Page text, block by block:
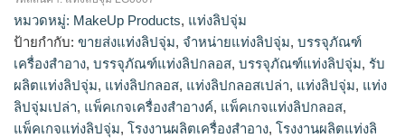
โรงงานแท่งลิปจุ่ม,รับผลิตแท่งลิปจุ่ม,ขายส่งแท่งลิปจุ่ม,จำหน่าย
แท่งลิปจุ่ม
หมวดหมู่: MakeUp Products, แท่งลิปจุ่ม
ป้ายกำกับ: ขายส่งแท่งลิปจุ่ม, จำหน่ายแท่งลิปจุ่ม, บรรจุภัณฑ์
เครื่องสำอาง, บรรจุภัณฑ์แท่งลิปกลอส, บรรจุภัณฑ์แท่งลิปจุ่ม, รับ
ผลิตแท่งลิปจุ่ม, แท่งลิปกลอส, แท่งลิปกลอสเปล่า, แท่งลิปจุ่ม, แท่ง
ลิปจุ่มเปล่า, แพ็คเกจเครื่องสำอางค์, แพ็คเกจแท่งลิปกลอส,
แพ็คเกจแท่งลิปจุ่ม, โรงงานผลิตเครื่องสำอาง, โรงงานผลิตแท่งลิ